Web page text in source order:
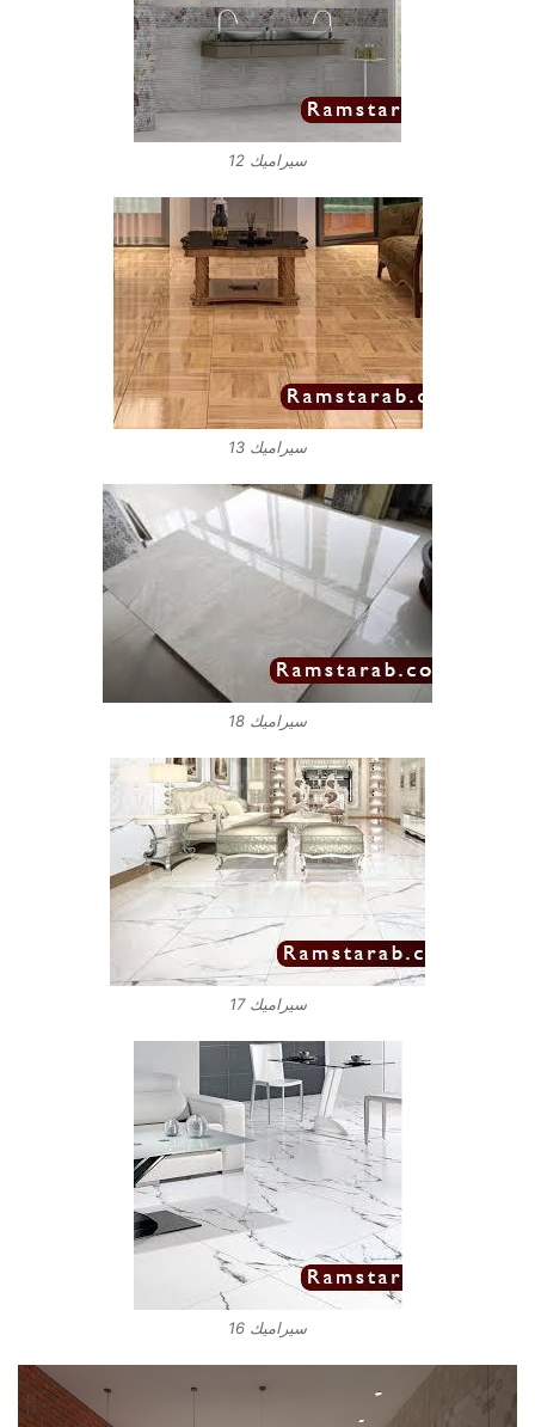
سيراميك 12
سيراميك 13
سيراميك 18
سيراميك 17
سيراميك 16